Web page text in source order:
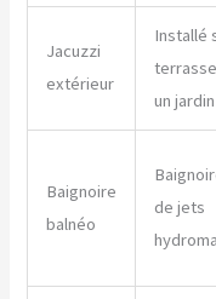
Jacuzzi
extérieur
Installé
un
Baignoire
balnéo
de jets